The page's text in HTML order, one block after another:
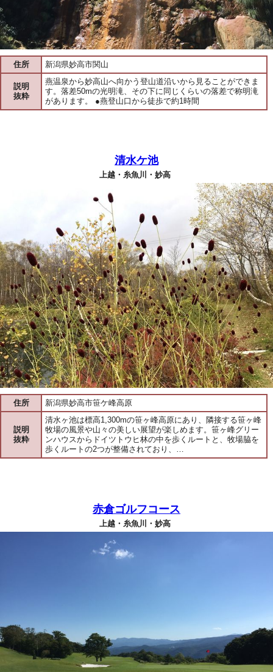
住所 新潟県妙高市関山
説明
抜粋
燕温泉から妙高山へ向かう登山道沿いから見ることができま
す。落差50mの光明滝、その下に同じくらいの落差で称明滝
があります。 ●燕登山口から徒歩で約1時間
清水ケ池
上越・糸魚川・妙高
住所 新潟県妙高市笹ケ峰高原
説明
抜粋
清水ヶ池は標高1,300mの笹ヶ峰高原にあり、隣接する笹ヶ峰
牧場の風景や山々の美しい展望が楽しめます。笹ヶ峰グリー
ンハウスからドイツトウヒ林の中を歩くルートと、牧場脇を
歩くルートの2つが整備されており、…
赤倉ゴルフコース
上越・糸魚川・妙高